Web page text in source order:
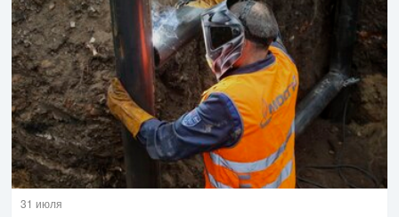
31 июля